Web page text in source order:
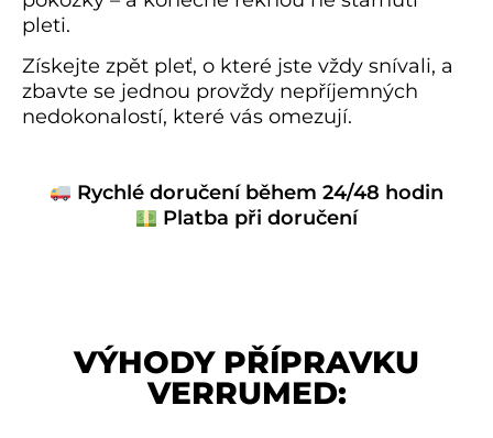
pleti.
Získejte zpět pleť, o které jste vždy snívali, a
zbavte se jednou provždy nepříjemných
nedokonalostí, které vás omezují.
Rychlé doručení během 24/48 hodin
Platba při doručení
VÝHODY PŘÍPRAVKU
VERRUMED: